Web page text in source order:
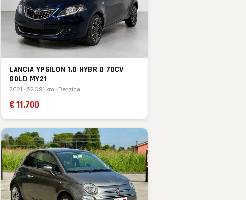
LANCIA YPSILON 1.0 HYBRID 70CV
GOLD MY21
2021 · 52.091 km · Benzina
€ 11.700